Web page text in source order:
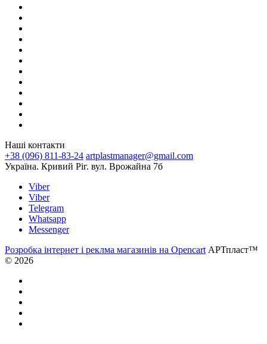
Наші контакти
+38 (096) 811-83-24 artplastmanager@gmail.com
Україна. Кривий Ріг. вул. Врожайна 7б
Viber
Viber
Telegram
Whatsapp
Messenger
Розробка інтернет і реклма магазинів на Opencart АРТпласт™
© 2026